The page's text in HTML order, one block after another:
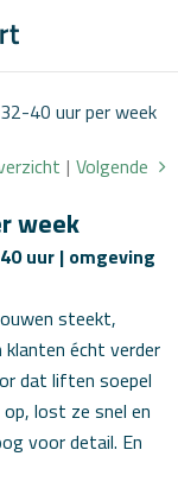
40 uur per week
Volgende
|
week
uur | omgeving
steekt,
écht verder
dat liften soepel
lost ze snel en
voor detail. En